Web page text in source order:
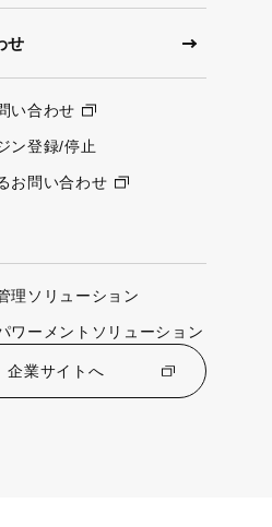
せ
い合わせ
ン登録/停止
お問い合わせ
理ソリューション
ワーメントソリューション
企業サイトへ